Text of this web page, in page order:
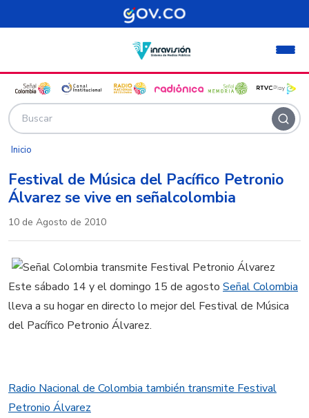
Pasar al contenido principal
Inicio
Festival de Música del Pacífico Petronio
Álvarez se vive en señalcolombia
10 de Agosto de 2010
Este sábado 14 y el domingo 15 de agosto Señal Colombia
lleva a su hogar en directo lo mejor del Festival de Música
del Pacífico Petronio Álvarez.
Radio Nacional de Colombia también transmite Festival
Petronio Álvarez